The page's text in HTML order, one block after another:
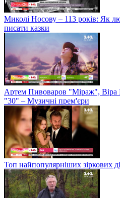
Миколі Носову – 113 років: Як
писати казки
Артем Пивоваров "Міраж", Віра
"30" – Музичні прем'єри
Топ найпопулярніших зіркових